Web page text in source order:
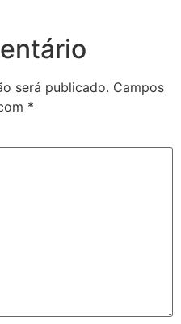
será publicado. Campos
*